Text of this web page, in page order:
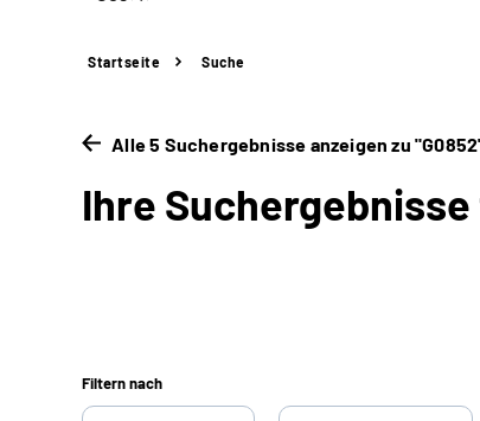
Startseite Suche
Alle 5 Suchergebnisse anzeigen zu
Ihre Suchergebnisse
Filtern nach